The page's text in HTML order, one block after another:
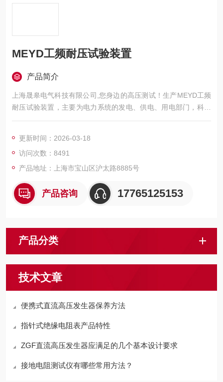
MEYD工频耐压试验装置
产品简介
上海晟皋电气科技有限公司,您身边的高压测试！生产MEYD工频
耐压试验装置，主要为电力系统的发电、供电、用电部门，科研
机构与电力设备相关的生产企业，提供的高压试验设备和检测仪
更新时间：2026-03-18
访问次数：8491
产品地址：上海市宝山区沪太路8885号
产品咨询 17765125153
产品分类
技术文章
便携式直流高压发生器保养方法
指针式绝缘电阻表产品特性
ZGF直流高压发生器应满足的几个基本设计要求
接地电阻测试仪有哪些常用方法？